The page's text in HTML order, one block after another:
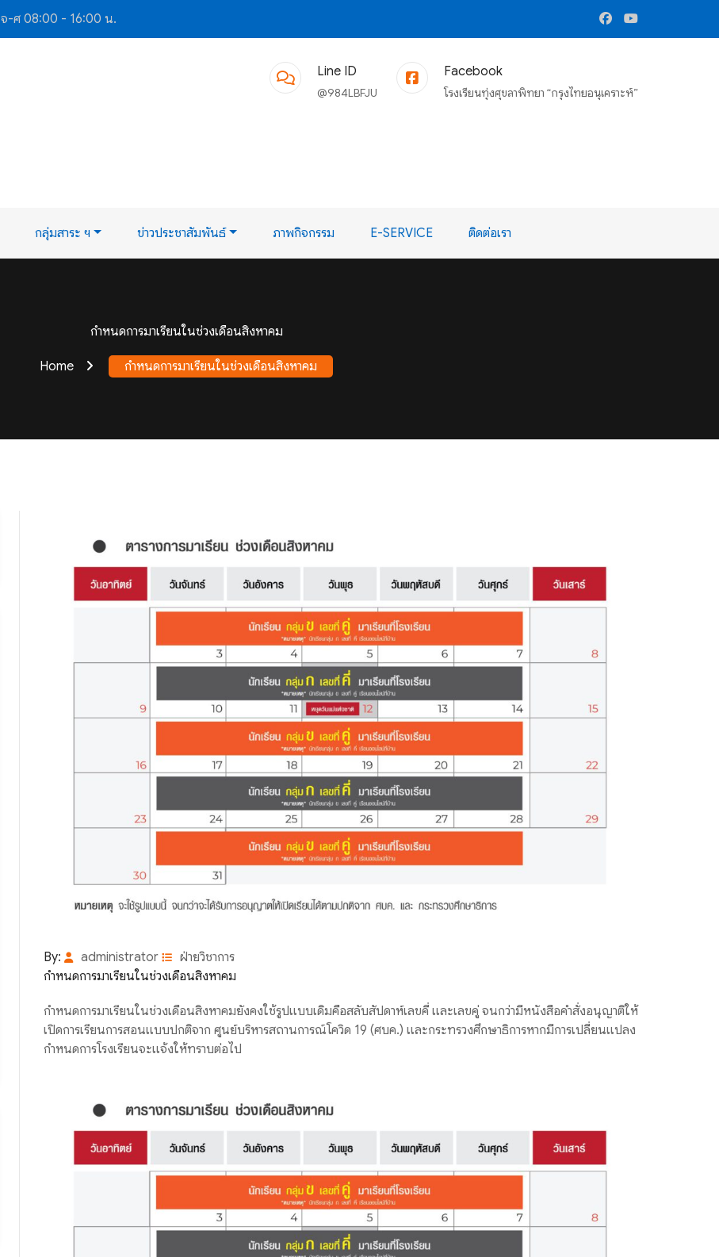
จ-ศ 08:00 - 16:00 น.
Line ID
@984LBFJU
Facebook
โรงเรียนทุ่งศุขลาพิทยา “กรุงไทยอนุเคราะห์”
กลุ่มสาระ ฯ ข่าวประชาสัมพันธ์ ภาพกิจกรรม E-SERVICE ติดต่อเรา
กำหนดการมาเรียนในช่วงเดือนสิงหาคม
Home กำหนดการมาเรียนในช่วงเดือนสิงหาคม
By: administrator
ฝ่ายวิชาการ
กำหนดการมาเรียนในช่วงเดือนสิงหาคม
กำหนดการมาเรียนในช่วงเดือนสิงหาคมยังคงใช้รูปแบบเดิมคือสลับสัปดาห์เลขคี่ และเลขคู่ จนกว่ามีหนังสือคำสั่งอนุญาติให้
เปิดการเรียนการสอนแบบปกติจาก ศูนย์บริหารสถานการณ์โควิด 19 (ศบค.) และกระทรวงศึกษาธิการหากมีการเปลี่ยนแปลง
กำหนดการโรงเรียนจะแจ้งให้ทราบต่อไป